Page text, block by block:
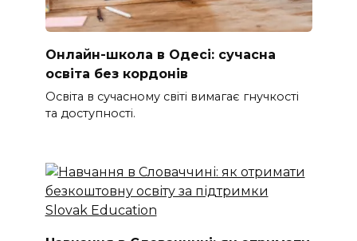
Онлайн-школа в Одесі: сучасна
освіта без кордонів
Освіта в сучасному світі вимагає гнучкості
та доступності.